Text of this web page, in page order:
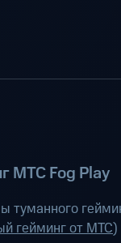
МТС Fog Play
гейминг от МТС)